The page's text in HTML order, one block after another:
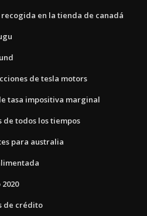
en la tienda de canadá
de tesla motors
tasa impositiva marginal
de todos los tiempos
para australia
de crédito